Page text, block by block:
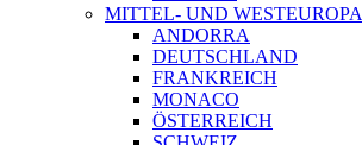
MITTEL- UND WESTEUROPA
ANDORRA
DEUTSCHLAND
FRANKREICH
MONACO
ÖSTERREICH